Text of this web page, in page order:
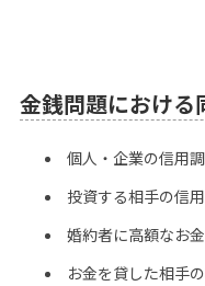
金銭問題における
個人・企業の信用
投資する相手の信
婚約者に高額なお
お金を貸した相手